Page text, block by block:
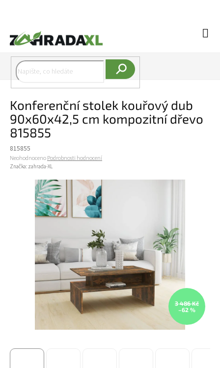
Konferenční stolek kouřový dub
90x60x42,5 cm kompozitní dřevo
815855
815855
Průměrné hodnocení produktu je 0,0 z 5 hvězdiček.
NeohodnocenoPodrobnosti hodnocení
Značka: zahrada-XL
3 486 Kč
–62 %